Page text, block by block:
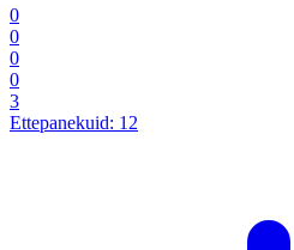
0
0
0
0
3
Ettepanekuid: 12